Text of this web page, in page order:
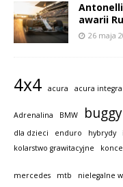
Antonelli
awarii
26 maja
4x4 acura acura integra
Adrenalina BMW buggy
dla dzieci
enduro hybrydy
kolarstwo grawitacyjne
mercedes mtb nielegalne